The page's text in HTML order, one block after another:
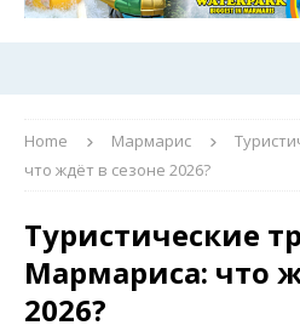
Home Мармарис
что ждёт в сезоне 2026?
Туристические
Мармариса: что
2026?